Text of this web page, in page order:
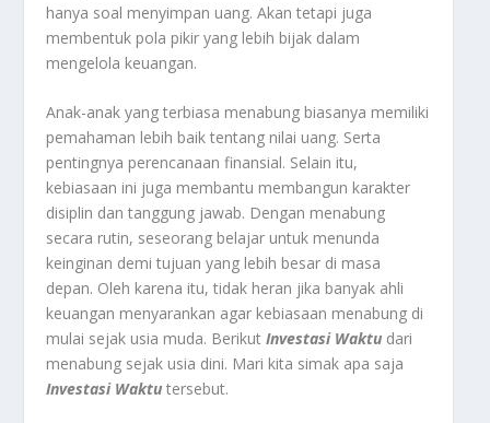
hanya soal menyimpan uang. Akan tetapi juga
membentuk pola pikir yang lebih bijak dalam
mengelola keuangan.
Anak-anak yang terbiasa menabung biasanya memiliki
pemahaman lebih baik tentang nilai uang. Serta
pentingnya perencanaan finansial. Selain itu,
kebiasaan ini juga membantu membangun karakter
disiplin dan tanggung jawab. Dengan menabung
secara rutin, seseorang belajar untuk menunda
keinginan demi tujuan yang lebih besar di masa
depan. Oleh karena itu, tidak heran jika banyak ahli
keuangan menyarankan agar kebiasaan menabung di
mulai sejak usia muda. BerikutInvestasi Waktu dari
menabung sejak usia dini. Mari kita simak apa saja
Investasi Waktu tersebut.